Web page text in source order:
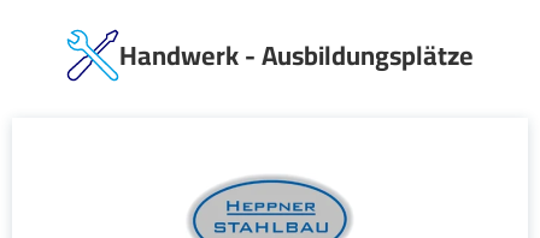
Handwerk - Ausbildungsplätze